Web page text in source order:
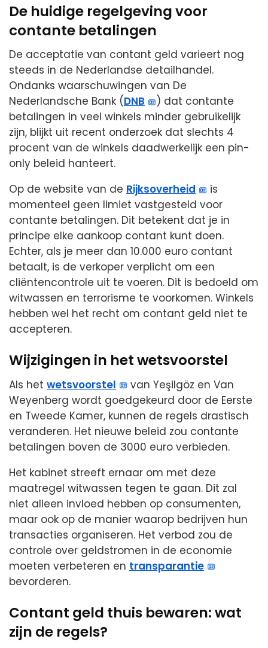
De huidige regelgeving voor
contante betalingen
De acceptatie van contant geld varieert nog
steeds in de Nederlandse detailhandel.
Ondanks waarschuwingen van De
Nederlandsche Bank (DNB
) dat contante
betalingen in veel winkels minder gebruikelijk
zijn, blijkt uit recent onderzoek dat slechts 4
procent van de winkels daadwerkelijk een pin-
only beleid hanteert.
Op de website van de Rijksoverheid
is
momenteel geen limiet vastgesteld voor
contante betalingen. Dit betekent dat je in
principe elke aankoop contant kunt doen.
Echter, als je meer dan 10.000 euro contant
betaalt, is de verkoper verplicht om een
cliëntencontrole uit te voeren. Dit is bedoeld om
witwassen en terrorisme te voorkomen. Winkels
hebben wel het recht om contant geld niet te
accepteren.
Wijzigingen in het wetsvoorstel
Als het wetsvoorstel
van Yeşilgöz en Van
Weyenberg wordt goedgekeurd door de Eerste
en Tweede Kamer, kunnen de regels drastisch
veranderen. Het nieuwe beleid zou contante
betalingen boven de 3000 euro verbieden.
Het kabinet streeft ernaar om met deze
maatregel witwassen tegen te gaan. Dit zal
niet alleen invloed hebben op consumenten,
maar ook op de manier waarop bedrijven hun
transacties organiseren. Het verbod zou de
controle over geldstromen in de economie
moeten verbeteren en transparantie
bevorderen.
Contant geld thuis bewaren: wat
zijn de regels?